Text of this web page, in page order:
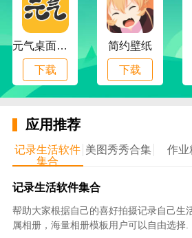
爱资源，可以轻松搜索到
4.享受一站式观影体验。找电影
用电影搜索就行
5.具有超强的多格式支持和解码
流行的所有视音频格式
软件优势
1.超棒的观影体验，支持网页播
设置
2.深度搜索APP灵活点播，时间
3.极其强大的搜索功能，可以随
些珍贵稀缺的资源也可以搜索出来
4.一站式观影服务，全面支持搜
5.强大的格式支持和收码功能，
元气桌面下载
下载
简约壁纸
下载
应用推荐
记录生活软件
集合
美图秀秀合集 作业
记录生活软件集合
帮助大家根据自己的喜好拍摄记录自己生
属相册，海量相册模板用户可以自由选择.